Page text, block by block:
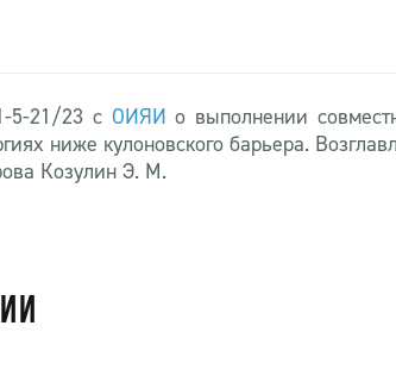
5-21/23 с ОИЯИо выполнении
ниже кулоновского барьера.
Козулин Э. М.